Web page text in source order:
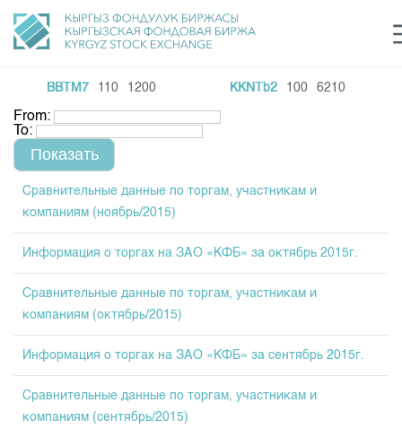
KG Financial Market login
Shareholders
Board of Directors
Revisory Committee
Committees
Markets Participants
Our Partners
Directions
Listing
Information Disclosure Center
Tariffs
KG Financial Market
Exchange Activities
Depositary Activities
Information Disclosure Center
Trade Statistics
Results of Recent Trades
Trade Archive
Index and Market Capitalisation
Training Centre
General Information
Annual Work Plan
Center Sustainable development Sector
BBTM7 110 1200 KKNTb2 100 6210
From:
To:
Сравнительные данные по торгам, участникам и
компаниям (ноябрь/2015)
Информация о торгах на ЗАО «КФБ» за октябрь 2015г.
Сравнительные данные по торгам, участникам и
компаниям (октябрь/2015)
Информация о торгах на ЗАО «КФБ» за сентябрь 2015г.
Сравнительные данные по торгам, участникам и
компаниям (сентябрь/2015)